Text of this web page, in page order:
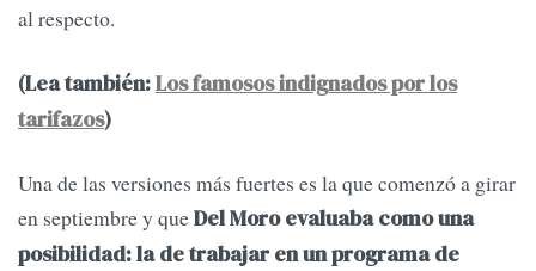
al respecto.
(Lea también:Los famosos indignados por los
tarifazos)
Una de las versiones más fuertes es la que comenzó a girar
en septiembre y queDel Moro evaluaba como una
posibilidad: la de trabajar en un programa de